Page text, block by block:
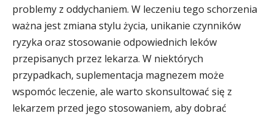
problemy z oddychaniem. W leczeniu tego schorzenia
ważna jest zmiana stylu życia, unikanie czynników
ryzyka oraz stosowanie odpowiednich leków
przepisanych przez lekarza. W niektórych
przypadkach, suplementacja magnezem może
wspomóc leczenie, ale warto skonsultować się z
lekarzem przed jego stosowaniem, aby dobrać